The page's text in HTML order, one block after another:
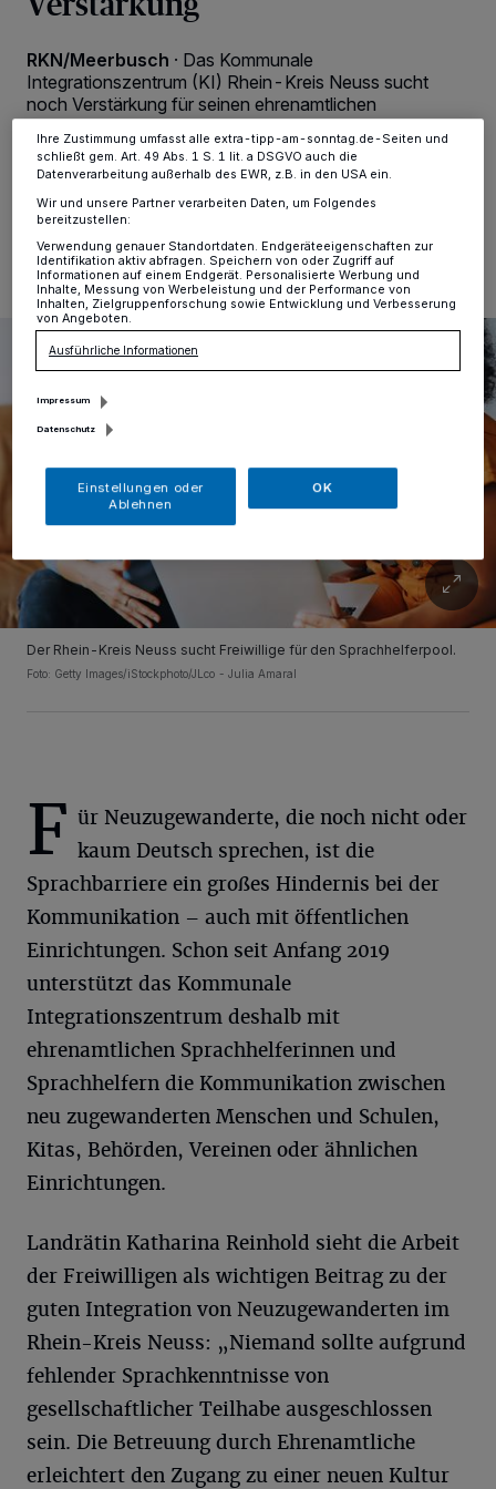
RKN/Meerbusch · Das Kommunale
Integrationszentrum (KI) Rhein-Kreis Neuss sucht
noch Verstärkung für seinen ehrenamtlichen
Sprachhelferpool.
30.05.2026 , 10:00 Uhr
Der Rhein-Kreis Neuss sucht Freiwillige für den Sprachhelferpool.
Foto: Getty Images/iStockphoto/JLco - Julia Amaral
F ür Neuzugewanderte, die noch nicht oder
kaum Deutsch sprechen, ist die
Sprachbarriere ein großes Hindernis bei der
Kommunikation – auch mit öffentlichen
Einrichtungen. Schon seit Anfang 2019
unterstützt das Kommunale
Integrationszentrum deshalb mit
ehrenamtlichen Sprachhelferinnen und
Sprachhelfern die Kommunikation zwischen
neu zugewanderten Menschen und Schulen,
Kitas, Behörden, Vereinen oder ähnlichen
Einrichtungen.
Landrätin Katharina Reinhold sieht die Arbeit
der Freiwilligen als wichtigen Beitrag zu der
guten Integration von Neuzugewanderten im
Rhein-Kreis Neuss: „Niemand sollte aufgrund
fehlender Sprachkenntnisse von
gesellschaftlicher Teilhabe ausgeschlossen
sein. Die Betreuung durch Ehrenamtliche
erleichtert den Zugang zu einer neuen Kultur
Zwecke. Wenn Tracker deaktiviert sind, sind manche Inhalte und
Anzeigen möglicherweise nicht mehr so relevant für Sie. Sie können
ändern oder Ihre Einwilligung zu widerrufen, indem Sie auf den Link
Einstellungen oder Ablehnen am unteren Rand der Webseite klicken.
Ihre Einstellungen gelten innerhalb unseres Website. Weitere
Informationen finden Sie in unserer Datenschutzerklärung.
Ihre Zustimmung umfasst alle extra-tipp-am-sonntag.de-Seiten und
schließt gem. Art. 49 Abs. 1 S. 1 lit. a DSGVO auch die
Datenverarbeitung außerhalb des EWR, z.B. in den USA ein.
Wir und unsere Partner verarbeiten Daten, um Folgendes
bereitzustellen:
Verwendung genauer Standortdaten. Endgeräteeigenschaften zur
Identifikation aktiv abfragen. Speichern von oder Zugriff auf
Informationen auf einem Endgerät. Personalisierte Werbung und
Inhalte, Messung von Werbeleistung und der Performance von
Inhalten, Zielgruppenforschung sowie Entwicklung und Verbesserung
von Angeboten.
Ausführliche Informationen
Impressum
Datenschutz
Einstellungen oder
Ablehnen
OK